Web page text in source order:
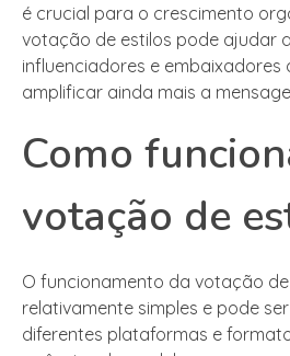
é crucial para o crescimento
votação de estilos pode ajudar
influenciadores e embaixadores
amplificar ainda mais a
Como
votação de
O funcionamento da votação
relativamente simples e pode
diferentes plataformas e